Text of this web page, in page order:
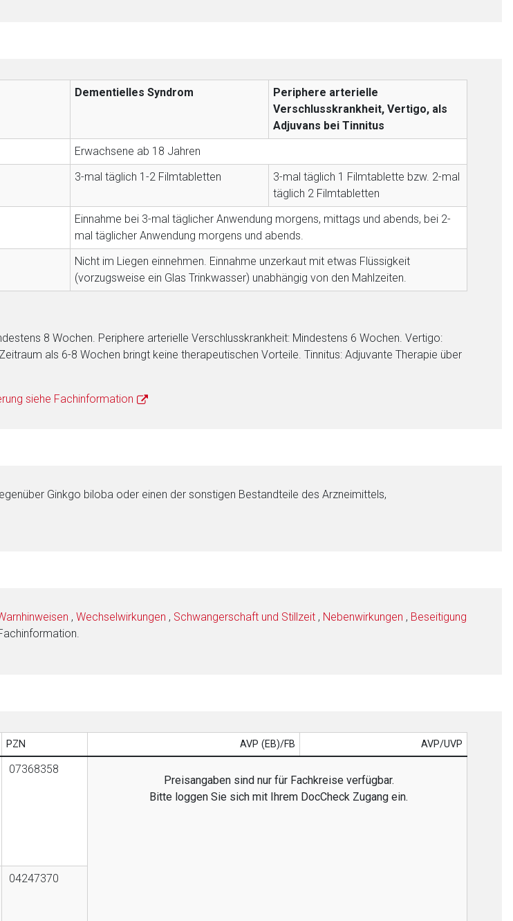
Dementielles Syndrom
Periphere arterielle
Verschlusskrankheit, Vertigo, als
Adjuvans bei Tinnitus
Erwachsene ab 18 Jahren
3-mal täglich 1-2 Filmtabletten
3-mal täglich 1 Filmtablette bzw. 2-mal
täglich 2 Filmtabletten
Einnahme bei 3-mal täglicher Anwendung morgens, mittags und abends, bei 2-
mal täglicher Anwendung morgens und abends.
Nicht im Liegen einnehmen. Einnahme unzerkaut mit etwas Flüssigkeit
(vorzugsweise ein Glas Trinkwasser) unabhängig von den Mahlzeiten.
8 Wochen. Periphere arterielle Verschlusskrankheit: Mindestens 6 Wochen. Vertigo:
als 6-8 Wochen bringt keine therapeutischen Vorteile. Tinnitus: Adjuvante Therapie über
siehe Fachinformation
Ginkgo biloba oder einen der sonstigen Bestandteile des Arzneimittels,
, Wechselwirkungen , Schwangerschaft und Stillzeit , Nebenwirkungen , Beseitigung
PZN AVP (EB)/FB AVP/UVP
07368358
Preisangaben sind nur für Fachkreise verfügbar.
Bitte loggen Sie sich mit Ihrem DocCheck Zugang ein.
04247370